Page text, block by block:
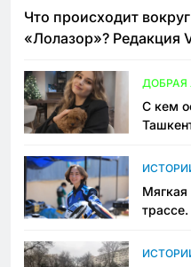
Что происходит
«Лолазор»? Редакция
ДОБРАЯ
С кем
Мягкая